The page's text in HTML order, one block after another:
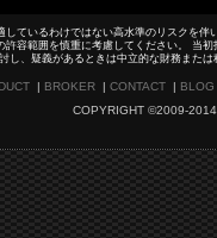
ているわけではない高水準のリスクを
許容範囲を慎重に考慮してください。 当
し、疑義があるときは中立的な財務また
| BROKER| CONTACT| BLOG
COPYRIGHT ©2009-